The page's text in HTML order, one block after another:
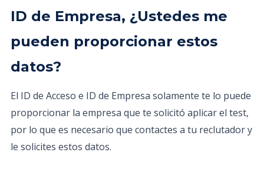
ID de Empresa, ¿Ustedes me
pueden proporcionar estos
datos?
El ID de Acceso e ID de Empresa solamente te lo puede
proporcionar la empresa que te solicitó aplicar el test,
por lo que es necesario que contactes a tu reclutador y
le solicites estos datos.